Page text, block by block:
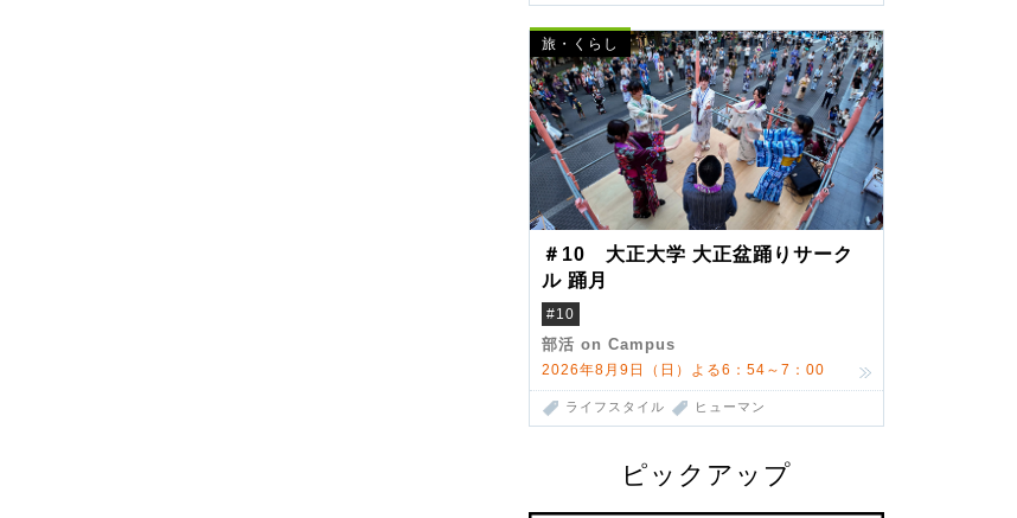
旅・くらし
＃10 大正大学 大正盆踊りサーク
ル 踊月
#10
部活 on Campus
2026年8月9日（日）よる6：54～7：00
ライフスタイル ヒューマン
ピックアップ